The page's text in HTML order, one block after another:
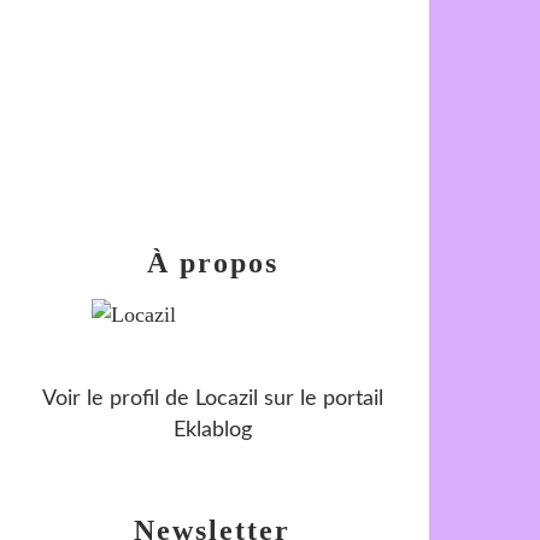
Newsletter
À propos
Voir le profil de Locazil sur le portail
Eklablog